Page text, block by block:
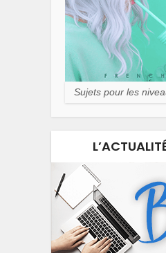
Sujets pour les